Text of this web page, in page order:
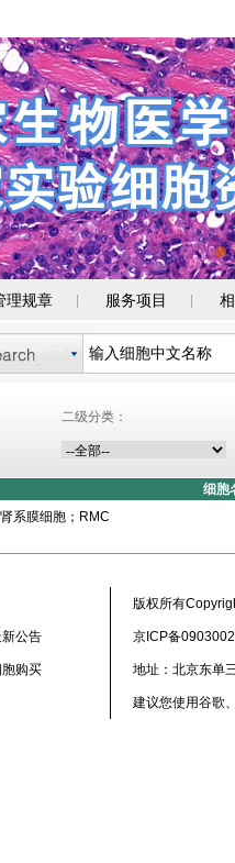
理规章 服务项目
二级分类：
细胞
系膜细胞；RMC
公告
购买
版权所有
京ICP备
地址：北京东单
建议您使用谷歌